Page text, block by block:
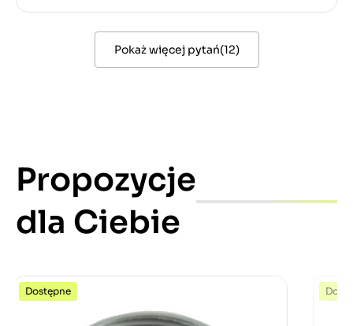
Pokaż więcej pytań(12)
Propozycje
dla Ciebie
Dostępne